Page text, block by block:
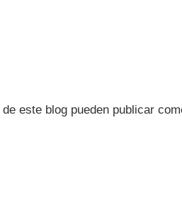
este blog pueden publicar